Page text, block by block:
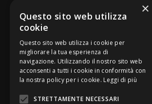
Diamo voce a riflessioni,
aggiornamenti e opinioni
del credito, ospitando
approfondimenti e
×
Questo sito web utilizza
cookie
Questo sito web utilizza i cookie per
migliorare la tua esperienza di
navigazione. Utilizzando il nostro sito web
acconsenti a tutti i cookie in conformità con
la nostra policy per i cookie. Leggi di più
STRETTAMENTE NECESSARI